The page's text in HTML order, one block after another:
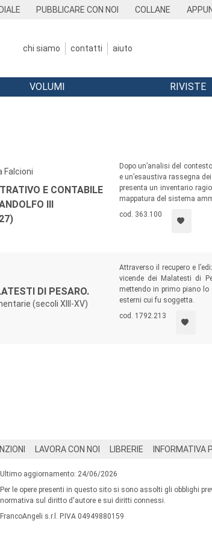
PUBBLICARE CON NOI COLLANE
chi siamo contatti aiuto
VOLUMI RIVISTE
Falcioni
E CONTABILE
III
Dopo un’analisi del
e un’esaustiva rassegna
presenta un inventario
mappatura del sistema
cod. 363.100
DI PESARO.
(secoli XIII-XV)
Attraverso il recupero e
vicende dei Malatesti di
mettendo in primo piano
esterni cui fu soggetta.
cod. 1792.213
LAVORA CON NOI LIBRERIE INFORMATIVA
Ultimo aggiornamento: 24/06/2026
Per le opere presenti in questo sito si sono assolti gli obblighi
normativa sul diritto d'autore e sui diritti connessi.
FrancoAngeli s.r.l. P.IVA 04949880159